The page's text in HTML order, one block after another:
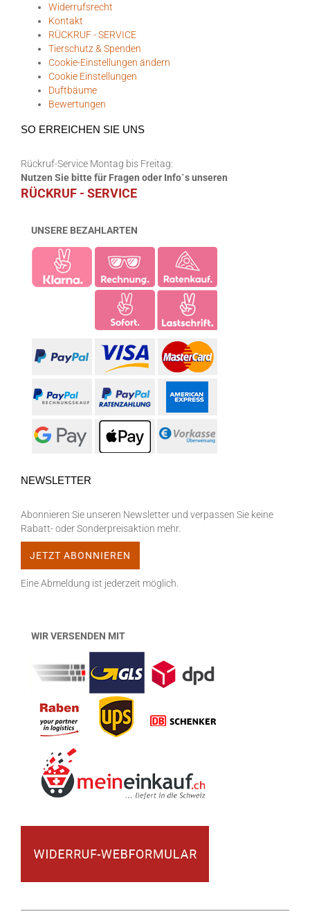
Widerrufsrecht
Kontakt
RÜCKRUF - SERVICE
Tierschutz & Spenden
Cookie-Einstellungen ändern
Cookie Einstellungen
Duftbäume
Bewertungen
SO ERREICHEN SIE UNS
Rückruf-Service Montag bis Freitag:
Nutzen Sie bitte für Fragen oder Info`s unseren
RÜCKRUF - SERVICE
UNSERE BEZAHLARTEN
NEWSLETTER
Abonnieren Sie unseren Newsletter und verpassen Sie keine
Rabatt- oder Sonderpreisaktion mehr.
Eine Abmeldung ist jederzeit möglich.
WIR VERSENDEN MIT